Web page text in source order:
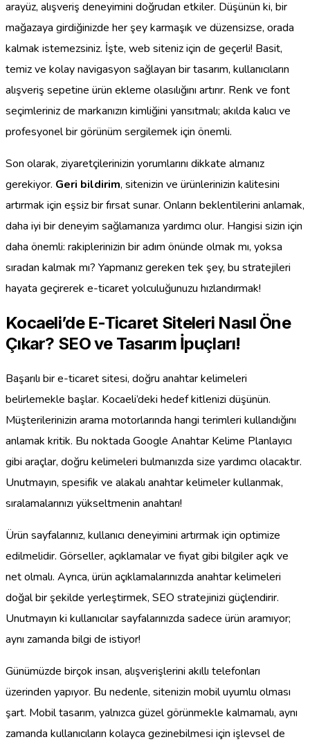
arayüz, alışveriş deneyimini doğrudan etkiler. Düşünün ki, bir
mağazaya girdiğinizde her şey karmaşık ve düzensizse, orada
kalmak istemezsiniz. İşte, web siteniz için de geçerli! Basit,
temiz ve kolay navigasyon sağlayan bir tasarım, kullanıcıların
alışveriş sepetine ürün ekleme olasılığını artırır. Renk ve font
seçimleriniz de markanızın kimliğini yansıtmalı; akılda kalıcı ve
profesyonel bir görünüm sergilemek için önemli.
Son olarak, ziyaretçilerinizin yorumlarını dikkate almanız
gerekiyor. Geri bildirim, sitenizin ve ürünlerinizin kalitesini
artırmak için eşsiz bir fırsat sunar. Onların beklentilerini anlamak,
daha iyi bir deneyim sağlamanıza yardımcı olur. Hangisi sizin için
daha önemli: rakiplerinizin bir adım önünde olmak mı, yoksa
sıradan kalmak mı? Yapmanız gereken tek şey, bu stratejileri
hayata geçirerek e-ticaret yolculuğunuzu hızlandırmak!
Kocaeli’de E-Ticaret Siteleri Nasıl Öne
Çıkar? SEO ve Tasarım İpuçları!
Başarılı bir e-ticaret sitesi, doğru anahtar kelimeleri
belirlemekle başlar. Kocaeli’deki hedef kitlenizi düşünün.
Müşterilerinizin arama motorlarında hangi terimleri kullandığını
anlamak kritik. Bu noktada Google Anahtar Kelime Planlayıcı
gibi araçlar, doğru kelimeleri bulmanızda size yardımcı olacaktır.
Unutmayın, spesifik ve alakalı anahtar kelimeler kullanmak,
sıralamalarınızı yükseltmenin anahtarı!
Ürün sayfalarınız, kullanıcı deneyimini artırmak için optimize
edilmelidir. Görseller, açıklamalar ve fiyat gibi bilgiler açık ve
net olmalı. Ayrıca, ürün açıklamalarınızda anahtar kelimeleri
doğal bir şekilde yerleştirmek, SEO stratejinizi güçlendirir.
Unutmayın ki kullanıcılar sayfalarınızda sadece ürün aramıyor;
aynı zamanda bilgi de istiyor!
Günümüzde birçok insan, alışverişlerini akıllı telefonları
üzerinden yapıyor. Bu nedenle, sitenizin mobil uyumlu olması
şart. Mobil tasarım, yalnızca güzel görünmekle kalmamalı, aynı
zamanda kullanıcıların kolayca gezinebilmesi için işlevsel de